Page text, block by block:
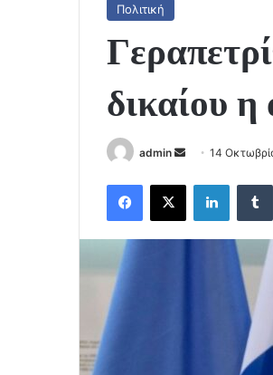
Πολιτική
δικαίου
admin
Send
email
14
Facebook
X LinkedIn